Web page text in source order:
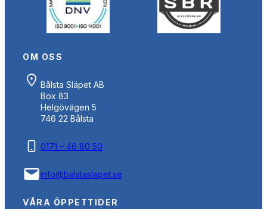
OM OSS
Bålsta Släpet AB
Box 83
Helgövägen 5
746 22 Bålsta
0171 – 46 80 50
info@balstaslapet.se
VÅRA ÖPPETTIDER